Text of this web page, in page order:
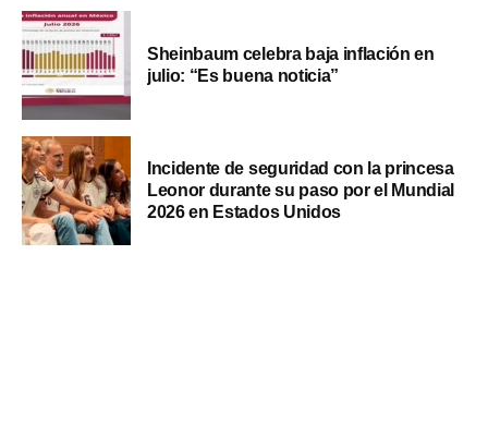
Sheinbaum celebra baja inflación en
julio: “Es buena noticia”
Incidente de seguridad con la princesa
Leonor durante su paso por el Mundial
2026 en Estados Unidos